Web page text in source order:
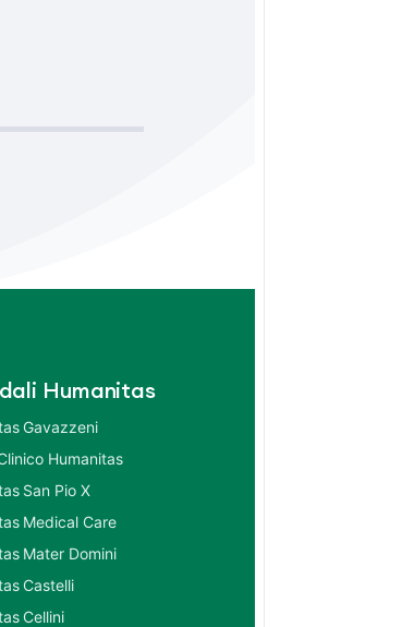
Humanitas
Gavazzeni
Humanitas
San Pio X
Medical Care
Mater Domini
Castelli
Cellini